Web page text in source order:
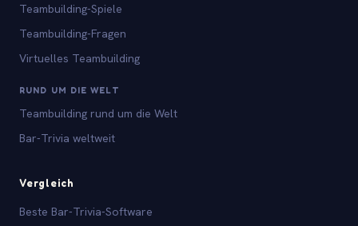
Teambuilding-Spiele
Teambuilding-Fragen
Virtuelles Teambuilding
RUND UM DIE WELT
Teambuilding rund um die Welt
Bar-Trivia weltweit
Vergleich
Beste Bar-Trivia-Software